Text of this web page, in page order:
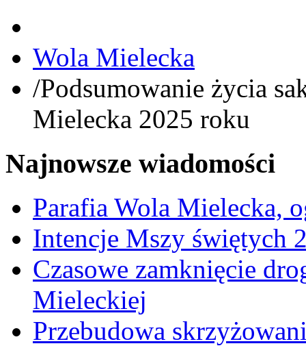
Wola Mielecka
/Podsumowanie życia
Mielecka 2025 roku
Najnowsze wiadomości
Parafia Wola Mielecka,
Intencje Mszy świętych
Czasowe zamknięcie
Mieleckiej
Przebudowa